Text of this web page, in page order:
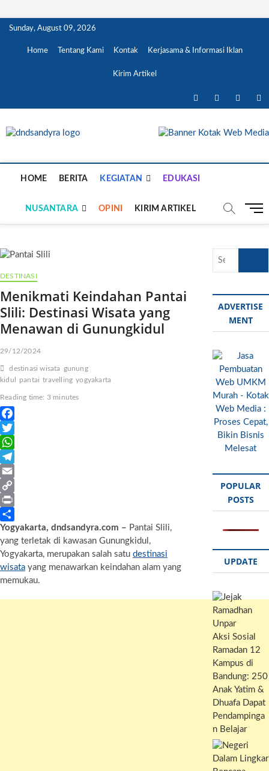
Skip
content
Sunday, August 09, 2026
Home Tentang Kami Kontak Kerjasama & Informasi Iklan
Kirim Artikel
facebooktwitter
HOME BERITA KEGIATAN EDUKASI
NUSANTARA OPINI KIRIM ARTIKEL
M
u
u
n
DESTINASI
Menikmati Keindahan Pantai
Slili: Destinasi Wisata yang
Menawan di Gunungkidul
29/12/2024
destinasi wisata gunung
kidul
pantai travelling yogyakarta
Reading time: 3 minutes
F
a
c
e
b
o
o
k
T
w
i
t
t
e
r
W
h
a
t
s
A
p
p
T
e
l
e
g
r
a
m
E
m
a
i
l
C
o
p
y
L
i
n
k
P
r
i
n
t
S
h
a
r
e
Yogyakarta, dndsandyra.com – Pantai Slili,
yang terletak di kawasan Gunungkidul,
Yogyakarta, merupakan salah satu destinasi
wisata yang menawarkan keindahan alam yang
memukau.
ADVERTISE
MENT
POPULAR
POSTS
UPDATE
Aksi Sosial
Ramadan 12
Kampus di
Bandung: 250
Anak Yatim &
Dhuafa Dapat
Pendampinga
n Belajar